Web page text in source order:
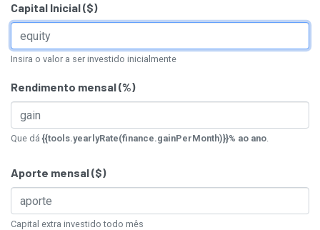
Capital Inicial ($)
Insira o valor a ser investido inicialmente
Rendimento mensal (%)
Que dá{{tools.yearlyRate(finance.gainPerMonth)}}% ao ano.
Aporte mensal ($)
Capital extra investido todo mês